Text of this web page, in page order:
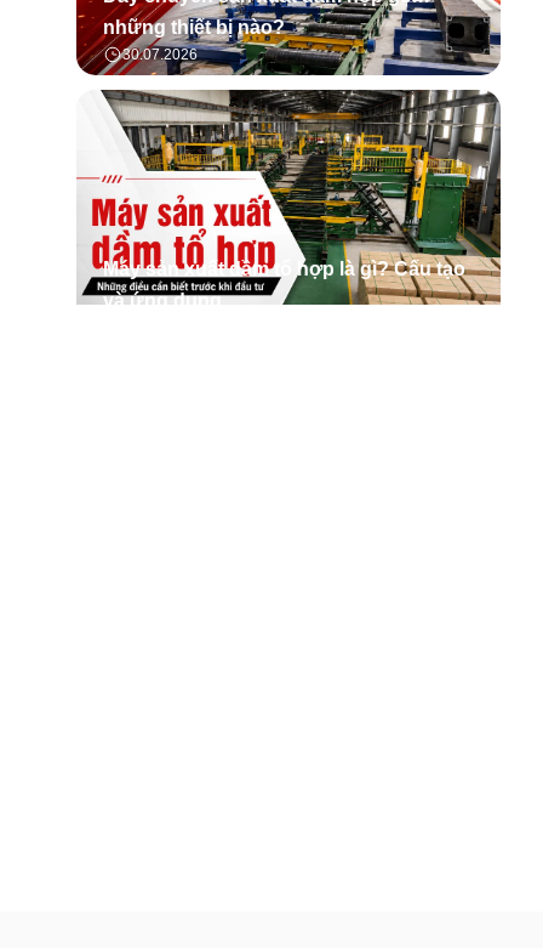
những thiết bị nào?
30.07.2026
Máy sản xuất dầm tổ hợp là gì? Cấu tạo
và ứng dụng